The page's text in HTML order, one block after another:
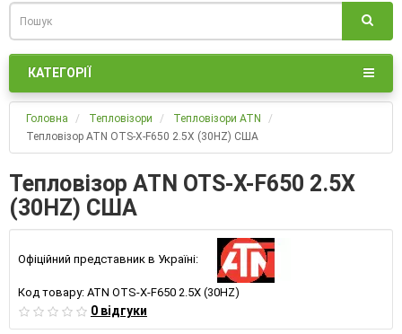
КАТЕГОРІЇ
Головна Тепловізори
Тепловізори ATN
Тепловізор ATN OTS-X-F650 2.5X (30HZ) США
Тепловізор ATN OTS-X-F650 2.5X
(30HZ) США
Офіційний представник в Україні:
Код товару: ATN OTS-X-F650 2.5X (30HZ)
0 відгуки